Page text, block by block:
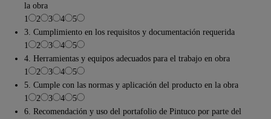
la obra
1
2 3 4
5
3. Cumplimiento en los requisitos y documentación requerida
1
2 3 4
5
4. Herramientas y equipos adecuados para el trabajo en obra
1
2 3 4
5
5. Cumple con las normas y aplicación del producto en la obra
1
2 3 4
5
6. Recomendación y uso del portafolio de Pintuco por parte del